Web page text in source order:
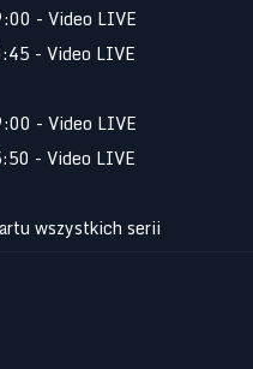
- Video LIVE
- Video LIVE
- Video LIVE
- Video LIVE
wszystkich serii